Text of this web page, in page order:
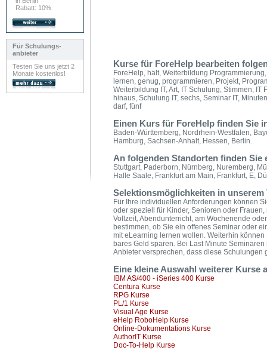
Rabatt: 10%
Für Schulungs-
anbieter
Testen Sie uns jetzt 2
Monate kostenlos!
Kurse für ForeHelp bearbeiten
ForeHelp, hält, Weiterbildung
lernen, genug, programmieren, Projekt,
Weiterbildung IT, Art, IT Schulung, Stimmen, IT
hinaus, Schulung IT, sechs, Seminar IT,
darf, fünf
Einen Kurs für ForeHelp finden Sie
Baden-Württemberg, Nordrhein-Westfalen,
Hamburg, Sachsen-Anhalt, Hessen, Berlin.
An folgenden Standorten finden Sie
Stuttgart, Paderborn, Nürnberg, Nuremberg,
Halle Saale, Frankfurt am Main, Frankfurt, E,
Selektionsmöglichkeiten in unserem
Für Ihre individuellen Anforderungen können
oder speziell für Kinder, Senioren oder
Vollzeit, Abendunterricht, am Wochenende
bestimmen, ob Sie ein offenes Seminar oder
mit eLearning lernen wollen. Weiterhin
bares Geld sparen. Bei Last Minute
Anbieter versprechen, dass diese Schulungen
Eine kleine Auswahl weiterer Kurse
IBM AS/400 - iSeries 400 Kurse
Centura Kurse
RPG Kurse
PL/1 Kurse
Visual Age Kurse
eHelp RoboHelp Kurse
Online-Dokumentations Kurse
AuthorIT Kurse
Doc-To-Help Kurse